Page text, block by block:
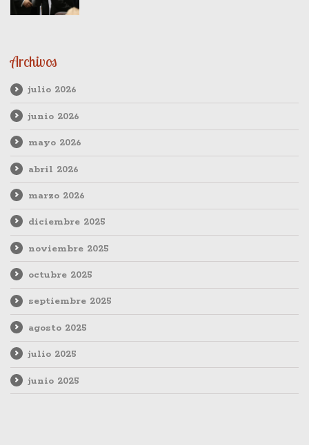
Archivos
julio 2026
junio 2026
mayo 2026
abril 2026
marzo 2026
diciembre 2025
noviembre 2025
octubre 2025
septiembre 2025
agosto 2025
julio 2025
junio 2025